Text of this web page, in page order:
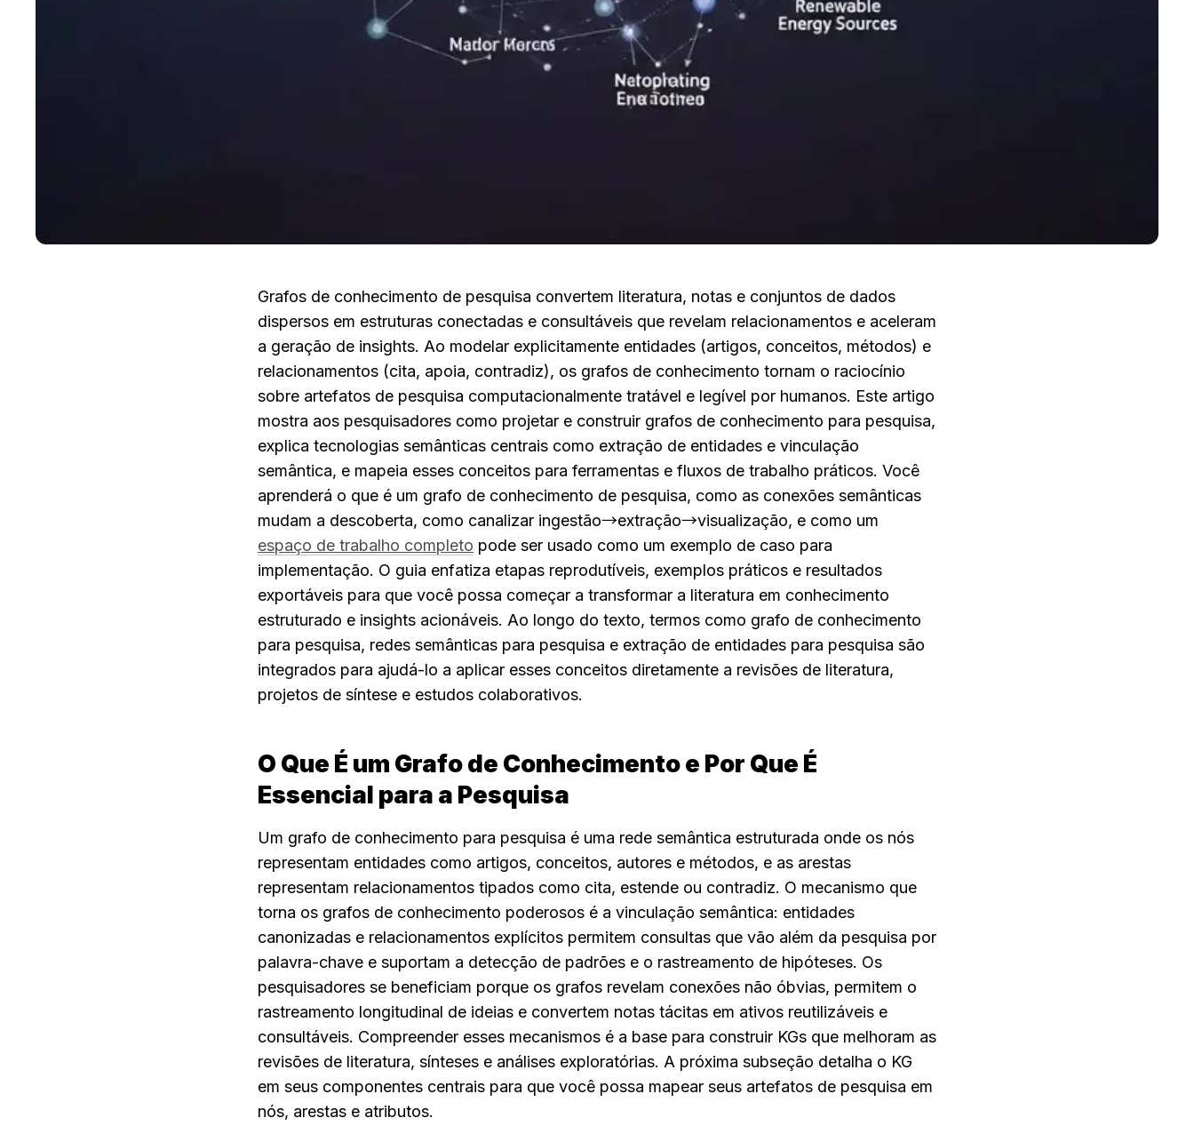
Grafos de conhecimento de pesquisa convertem literatura, notas e conjuntos de dados
dispersos em estruturas conectadas e consultáveis que revelam relacionamentos e aceleram
a geração de insights. Ao modelar explicitamente entidades (artigos, conceitos, métodos) e
relacionamentos (cita, apoia, contradiz), os grafos de conhecimento tornam o raciocínio
sobre artefatos de pesquisa computacionalmente tratável e legível por humanos. Este artigo
mostra aos pesquisadores como projetar e construir grafos de conhecimento para pesquisa,
explica tecnologias semânticas centrais como extração de entidades e vinculação
semântica, e mapeia esses conceitos para ferramentas e fluxos de trabalho práticos. Você
aprenderá o que é um grafo de conhecimento de pesquisa, como as conexões semânticas
espaço de trabalho completo pode ser usado como um exemplo de caso para
implementação. O guia enfatiza etapas reprodutíveis, exemplos práticos e resultados
exportáveis para que você possa começar a transformar a literatura em conhecimento
estruturado e insights acionáveis. Ao longo do texto, termos como grafo de conhecimento
para pesquisa, redes semânticas para pesquisa e extração de entidades para pesquisa são
integrados para ajudá-lo a aplicar esses conceitos diretamente a revisões de literatura,
projetos de síntese e estudos colaborativos.
O Que É um Grafo de Conhecimento e Por Que É
Essencial para a Pesquisa
Um grafo de conhecimento para pesquisa é uma rede semântica estruturada onde os nós
representam entidades como artigos, conceitos, autores e métodos, e as arestas
representam relacionamentos tipados como cita, estende ou contradiz. O mecanismo que
torna os grafos de conhecimento poderosos é a vinculação semântica: entidades
canonizadas e relacionamentos explícitos permitem consultas que vão além da pesquisa por
palavra-chave e suportam a detecção de padrões e o rastreamento de hipóteses. Os
pesquisadores se beneficiam porque os grafos revelam conexões não óbvias, permitem o
rastreamento longitudinal de ideias e convertem notas tácitas em ativos reutilizáveis e
consultáveis. Compreender esses mecanismos é a base para construir KGs que melhoram as
revisões de literatura, sínteses e análises exploratórias. A próxima subseção detalha o KG
em seus componentes centrais para que você possa mapear seus artefatos de pesquisa em
nós, arestas e atributos.